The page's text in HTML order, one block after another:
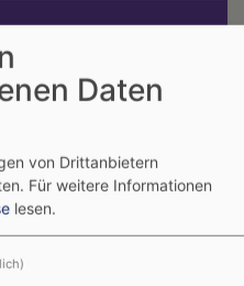
Daten
von Drittanbietern
Für weitere Informationen
lesen.